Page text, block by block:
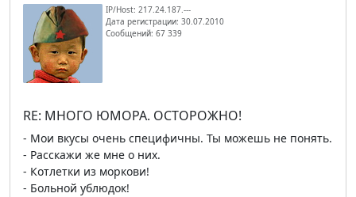
IP/Host: 217.24.187.---
Дата регистрации: 30.07.2010
Сообщений: 67 339
RE: МНОГО ЮМОРА. ОСТОРОЖНО!
- Мои вкусы очень специфичны. Ты можешь не понять.
- Расскажи же мне о них.
- Котлетки из моркови!
- Больной ублюдок!